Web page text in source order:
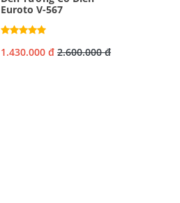
Euroto V-567
1.430.000 đ 2.600.000 đ